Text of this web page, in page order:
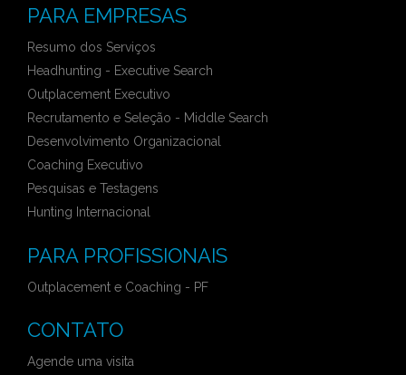
PARA EMPRESAS
Resumo dos Serviços
Headhunting - Executive Search
Outplacement Executivo
Recrutamento e Seleção - Middle Search
Desenvolvimento Organizacional
Coaching Executivo
Pesquisas e Testagens
Hunting Internacional
PARA PROFISSIONAIS
Outplacement e Coaching - PF
CONTATO
Agende uma visita